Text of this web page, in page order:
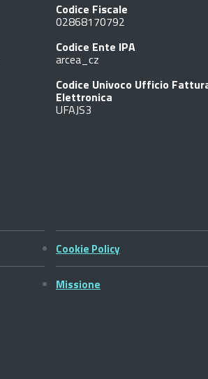
Codice Fiscale
02868170792
Codice Ente IPA
arcea_cz
Codice Univoco Ufficio
Elettronica
UFAJS3
Cookie Policy
Missione